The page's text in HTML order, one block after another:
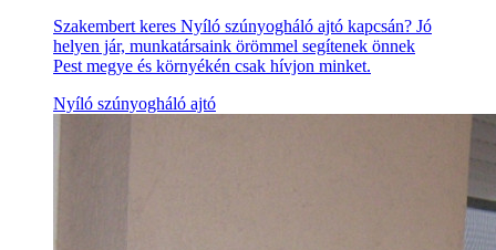
Szakembert keres Nyíló szúnyogháló ajtó kapcsán? Jó
helyen jár, munkatársaink örömmel segítenek önnek
Pest megye és környékén csak hívjon minket.
Nyíló szúnyogháló ajtó